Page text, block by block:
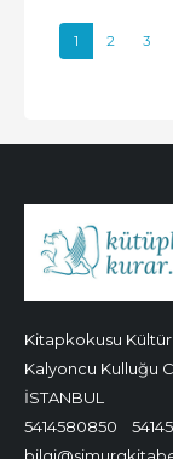
1 2 3
Kitapkokusu
Kalyoncu Kulluğu
İSTANBUL
5414580850